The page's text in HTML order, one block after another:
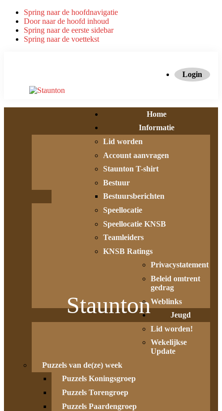
Spring naar de hoofdnavigatie
Door naar de hoofd inhoud
Spring naar de eerste sidebar
Spring naar de voettekst
Login
Staunton
Home
Informatie
Lid worden
Account aanvragen
Staunton T-shirt
Bestuur
Bestuursberichten
Speellocatie
Speellocatie KNSB
Teamleiders
KNSB Ratings
Privacystatement
Beleid omtrent
gedrag
Weblinks
Jeugd
Lid worden!
Wekelijkse
Update
Puzzels van de(ze) week
Puzzels Koningsgroep
Puzzels Torengroep
Puzzels Paardengroep